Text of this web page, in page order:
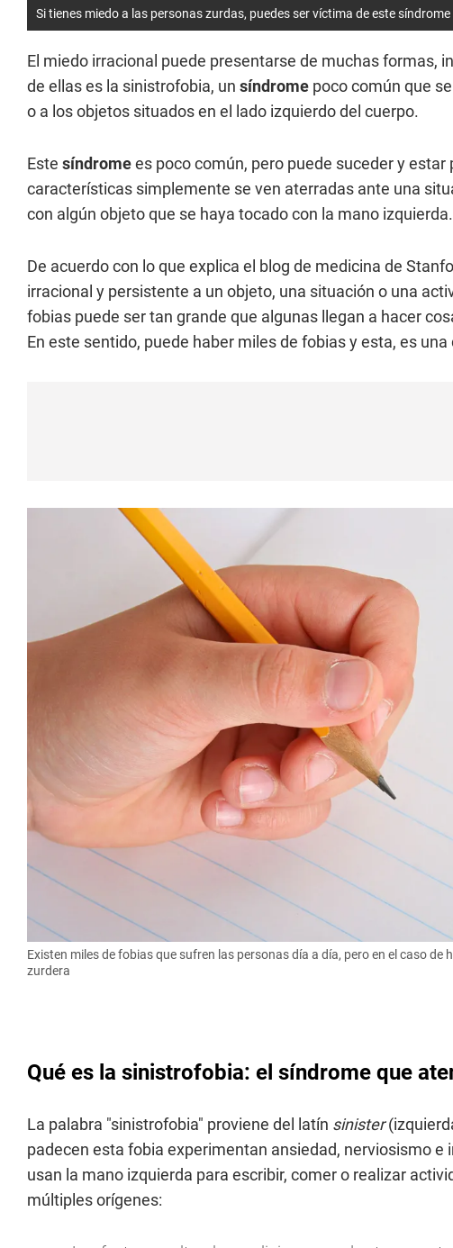
Si tienes miedo a las personas zurdas, puedes ser víctima de este síndrome
El miedo irracional puede presentarse de muchas formas,
de ellas es la sinistrofobia, un síndrome poco común que
o a los objetos situados en el lado izquierdo del cuerpo.
Este síndromees poco común, pero puede suceder y estar
características simplemente se ven aterradas ante una
con algún objeto que se haya tocado con la mano izquierda.
De acuerdo con lo que explica el blog de medicina de
irracional y persistente a un objeto, una situación o una
fobias puede ser tan grande que algunas llegan a hacer
En este sentido, puede haber miles de fobias y esta, es
Existen miles de fobias que sufren las personas día a día, pero en el caso
zurdera
Qué es la sinistrofobia: el síndrome que
La palabra "sinistrofobia" proviene del latín sinister
padecen esta fobia experimentan ansiedad, nerviosismo e
usan la mano izquierda para escribir, comer o realizar
múltiples orígenes: